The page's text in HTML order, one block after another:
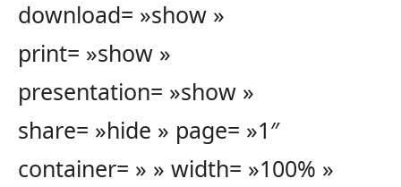
download= »show »
print= »show »
presentation= »show »
share= »hide » page= »1″
container= » » width= »100% »